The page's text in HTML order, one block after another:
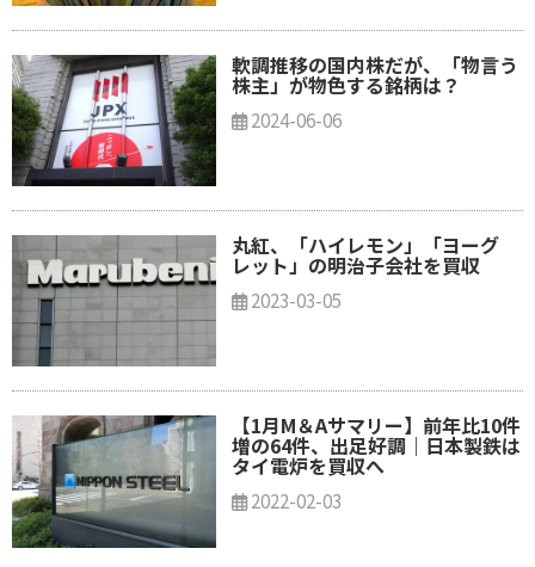
軟調推移の国内株だが、「物言う
株主」が物色する銘柄は？
2024-06-06
丸紅、「ハイレモン」「ヨーグ
レット」の明治子会社を買収
2023-03-05
【1月M＆Aサマリー】前年比10件
増の64件、出足好調｜日本製鉄は
タイ電炉を買収へ
2022-02-03